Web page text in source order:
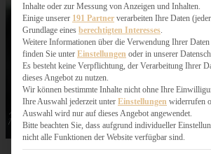
Inhalte oder zur Messung von Anzeigen und Inhalten.
Einige unserer 191 Partner verarbeiten Ihre Daten
Grundlage eines berechtigten Interesses
Weitere Informationen über die Verwendung Ihrer
finden Sie unter Einstellungen oder in unserer
Es besteht keine Verpflichtung, der Verarbeitung Ihrer
dieses Angebot zu nutzen.
Wir können bestimmte Inhalte nicht ohne Ihre
Ihre Auswahl jederzeit unter Einstellungen widerrufen
Auswahl wird nur auf dieses Angebot angewendet.
Bitte beachten Sie, dass aufgrund individueller
nicht alle Funktionen der Website verfügbar sind.